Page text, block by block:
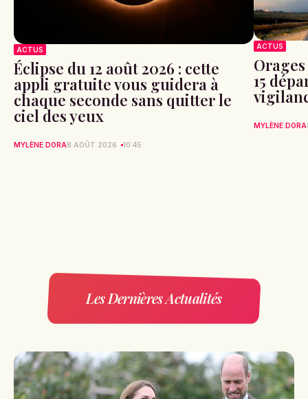
ACTUS
Éclipse du 12 août 2026 : cette
appli gratuite vous guidera à
chaque seconde sans quitter le
ciel des yeux
MYLÈNE DORA8 AOÛT 2026 10:45
ACTUS
15
MYLÈNE DORA
Les Dernières Actualités